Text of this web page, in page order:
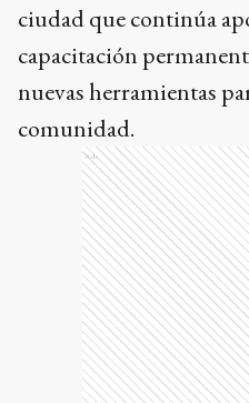
ciudad que continúa
capacitación
nuevas herramientas
comunidad.
Ads